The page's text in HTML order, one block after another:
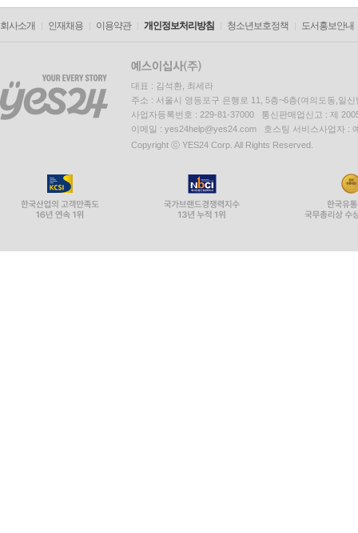
회사소개 인재채용 이용약관 개인정보처리방침 청소년보호정책 도서홍보안내
대표 : 김석환, 최세라
주소 : 서울시 영등포구 은행로 11, 5층~6층(여의도동,일신
사업자등록번호 : 229-81-37000 통신판매업신고 : 제
이메일 : yes24help@yes24.com 호스팅 서비스사업자 :
Copyright ⓒ YES24 Corp. All Rights Reserved.